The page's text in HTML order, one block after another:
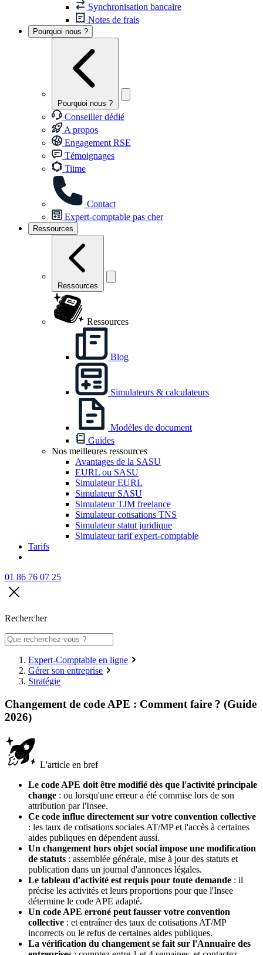
Synchronisation bancaire
Notes de frais
Pourquoi nous ?
Pourquoi nous ?
Conseiller dédié
A propos
Engagement RSE
Témoignages
Tiime
Contact
Expert-comptable pas cher
Ressources
Ressources
Ressources
Blog
Simulateurs & calculateurs
Modèles de document
Guides
Nos meilleures ressources
Avantages de la SASU
EURL ou SASU
Simulateur EURL
Simulateur SASU
Simulateur TJM freelance
Simulateur cotisations TNS
Simulateur statut juridique
Simulateur tarif expert-comptable
Tarifs
01 86 76 07 25
Rechercher
Expert-Comptable en ligne
Gérer son entreprise
Stratégie
Changement de code APE : Comment faire ? (Guide
2026)
L'article en bref
Le code APE doit être modifié dès que l'activité principale
change : ou lorsqu'une erreur a été commise lors de son
attribution par l'Insee.
Ce code influe directement sur votre convention collective
: les taux de cotisations sociales AT/MP et l'accès à certaines
aides publiques en dépendent aussi.
Un changement hors objet social impose une modification
de statuts : assemblée générale, mise à jour des statuts et
publication dans un journal d'annonces légales.
Le tableau d'activité est requis pour toute demande : il
précise les activités et leurs proportions pour que l'Insee
détermine le code APE adapté.
Un code APE erroné peut fausser votre convention
collective : et entraîner des taux de cotisations AT/MP
incorrects ou le refus de certaines aides publiques.
La vérification du changement se fait sur l'Annuaire des